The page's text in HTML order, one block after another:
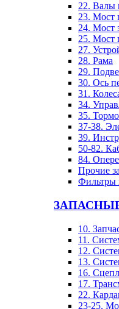
22. Валы
23. Мост
24. Мост
25. Мост
27.
28. Рама
29.
30. Ось
31.
34.
35.
37-38.
39.
50-82.
84.
Прочие
Фильтры
10.
11.
12.
13.
16.
17.
22.
23-25.